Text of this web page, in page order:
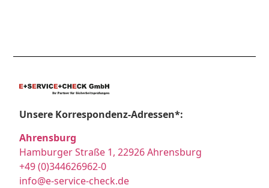
Unsere Korrespondenz-Adressen*:
Ahrensburg
Hamburger Straße 1, 22926 Ahrensburg
+49 (0)344626962-0
info@e-service-check.de